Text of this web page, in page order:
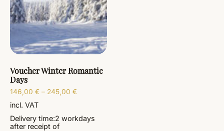
Voucher Winter Romantic
Days
146,00 € – 245,00 €
incl. VAT
Delivery time:2 workdays
after receipt of